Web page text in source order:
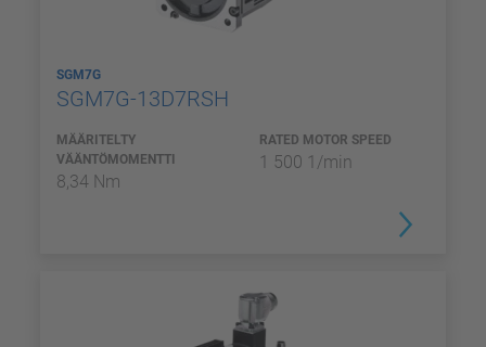
SGM7G
SGM7G-13D7RSH
MÄÄRITELTY
VÄÄNTÖMOMENTTI
8,34 Nm
RATED MOTOR SPEED
1 500 1/min